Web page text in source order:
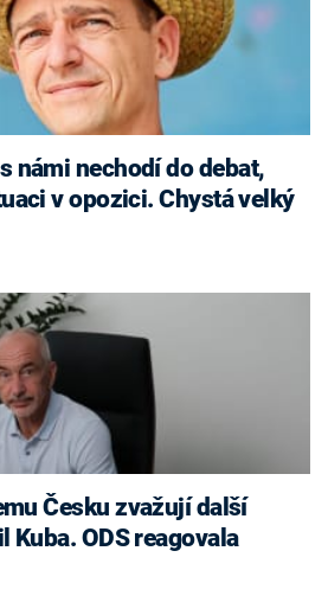
námi nechodí do debat,
v opozici. Chystá velký
ODS reagovala